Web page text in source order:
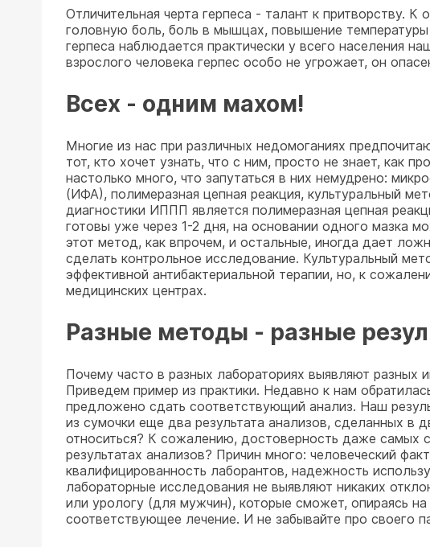
Отличительная черта герпеса - талант к притворству.
головную боль, боль в мышцах, повышение
герпеса наблюдается практически у всего населения
взрослого человека герпес особо не угрожает, он
Всех - одним махом!
Многие из нас при различных недомоганиях
тот, кто хочет узнать, что с ним, просто не знает, как
настолько много, что запутаться в них немудрено:
(ИФА), полимеразная цепная реакция, культуральный
диагностики ИППП является полимеразная цепная
готовы уже через 1-2 дня, на основании одного мазка
этот метод, как впрочем, и остальные, иногда дает
сделать контрольное исследование. Культуральный
эффективной антибактериальной терапии, но, к
медицинских центрах.
Разные методы - разные
Почему часто в разных лабораториях выявляют
Приведем пример из практики. Недавно к нам
предложено сдать соответствующий анализ. Наш
из сумочки еще два результата анализов, сделанных в
относиться? К сожалению, достоверность даже
результатах анализов? Причин много: человеческий
квалифицированность лаборантов, надежность
лабораторные исследования не выявляют никаких
или урологу (для мужчин), которые сможет, опираясь на
соответствующее лечение. И не забывайте про своего